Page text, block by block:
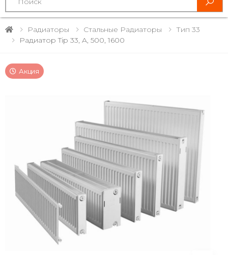
Радиаторы Стальные Радиаторы
Тип 33
Радиатор Tip 33, A, 500, 1600
Акция